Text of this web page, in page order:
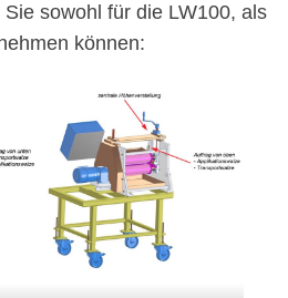
sowohl für die LW100, als
können: